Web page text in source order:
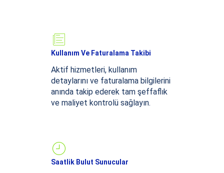
Kullanım Ve Faturalama Takibi
Aktif hizmetleri, kullanım
detaylarını ve faturalama bilgilerini
anında takip ederek tam şeffaflık
ve maliyet kontrolü sağlayın.
Saatlik Bulut Sunucular